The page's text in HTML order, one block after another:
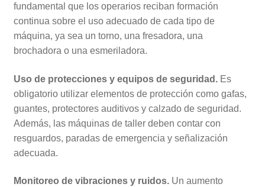
fundamental que los operarios reciban formación
continua sobre el uso adecuado de cada tipo de
máquina, ya sea un torno, una fresadora, una
brochadora o una esmeriladora.
Uso de protecciones y equipos de seguridad. Es
obligatorio utilizar elementos de protección como gafas,
guantes, protectores auditivos y calzado de seguridad.
Además, las máquinas de taller deben contar con
resguardos, paradas de emergencia y señalización
adecuada.
Monitoreo de vibraciones y ruidos. Un aumento